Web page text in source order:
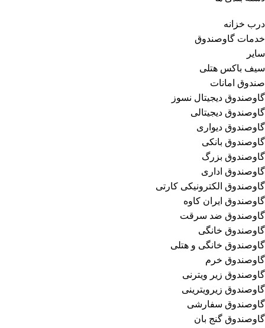
درب خزانه
خدمات گاوصندوق
سایر
سیف باکس هتلی
صندوق امانات
گاوصندوق دیجیتال نسوز
گاوصندوق دیجیتالی
گاوصندوق دیواری
گاوصندوق بانکی
گاوصندوق بزرگ
گاوصندوق اداری
گاوصندوق الکترونیکی کارتی
گاوصندوق ایران کاوه
گاوصندوق ضد سرقت
گاوصندوق خانگی
گاوصندوق خانگی و هتلی
گاوصندوق خرم
گاوصندوق زیر ویترنی
گاوصندوق زیرویترینی
گاوصندوق سفارشی
گاوصندوق گنج بان